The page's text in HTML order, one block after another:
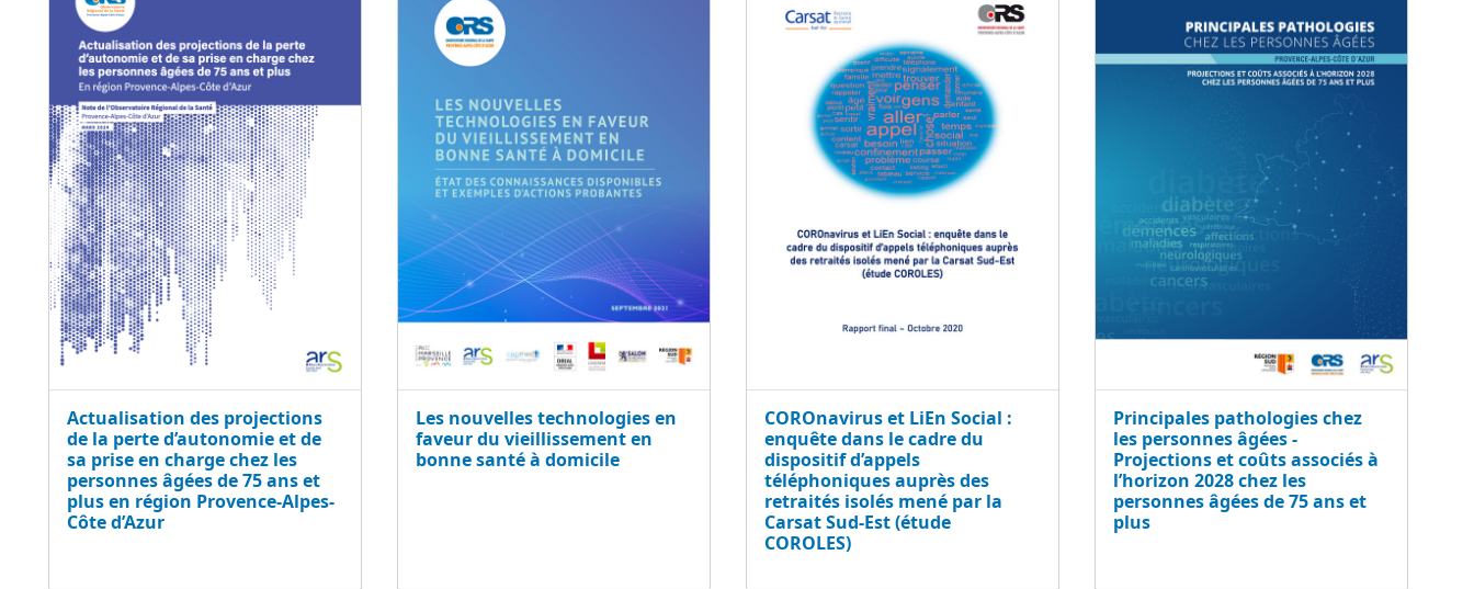
Actualisation des projections
de la perte d’autonomie et de
sa prise en charge chez les
personnes âgées de 75 ans et
plus en région Provence-Alpes-
Côte d’Azur
Les nouvelles technologies en
faveur du vieillissement en
bonne santé à domicile
COROnavirus et LiEn Social :
enquête dans le cadre du
dispositif d’appels
téléphoniques auprès des
retraités isolés mené par la
Carsat Sud-Est (étude
COROLES)
Principales pathologies chez
les personnes âgées -
Projections et coûts associés à
l’horizon 2028 chez les
personnes âgées de 75 ans et
plus